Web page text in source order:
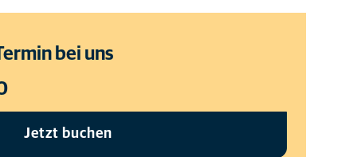
bei uns
Jetzt buchen